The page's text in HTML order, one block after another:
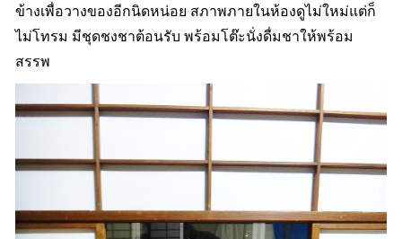
ข้างเพื่อวางของอีกนิดหน่อย สภาพภายในห้องดูไม่ใหม่แต่ก็
ไม่โทรม มีชุดชงชาต้อนรับ พร้อมโต๊ะนั่งดื่มชาให้พร้อม
สรรพ